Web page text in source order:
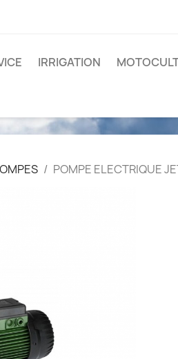
IRRIGATION
POMPE ELECTRIQUE